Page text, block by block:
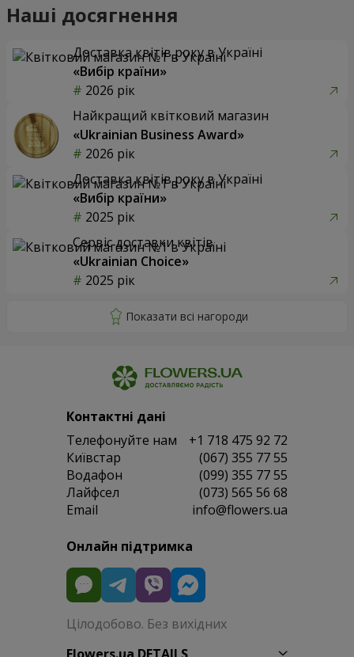
Наші досягнення
Доставка квітів року в Україні
«Вибір країни»
2026 рік
Найкращий квітковий магазин
«Ukrainian Business Award»
2026 рік
Доставка квітів року в Україні
«Вибір країни»
2025 рік
Сервіс доставки квітів
«Ukrainian Choice»
2025 рік
Контактні дані
Телефонуйте нам
+1 718 475 92 72
Київстар
(067) 355 77 55
Водафон
(099) 355 77 55
Лайфсел
(073) 565 56 68
Email
info@flowers.ua
Онлайн підтримка
Цілодобово. Без вихідних
Flowers.ua DETAILS